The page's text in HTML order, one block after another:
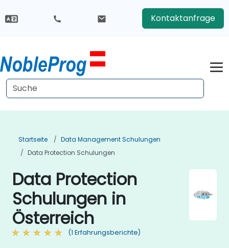
Kontaktanfrage
Startseite
Data Management Schulungen
Data Protection Schulungen
Data Protection
Schulungen in
Österreich
(1 Erfahrungsberichte)